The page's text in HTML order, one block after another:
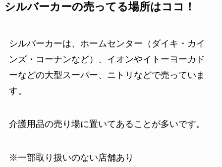
シルバーカーの売ってる場所はココ！
シルバーカーは、ホームセンター（ダイキ・カイ
ンズ・コーナンなど）、イオンやイトーヨーカド
ーなどの大型スーパー、ニトリなどで売っていま
す。
介護用品の売り場に置いてあることが多いです。
※一部取り扱いのない店舗あり